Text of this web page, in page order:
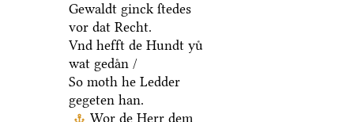
Gewaldt ginck ſtedes
vor dat Recht.
Vnd hefft de Hundt yuͤ
wat gedaͤn /
So moth he Ledder
gegeten han.
Wor de Herr dem